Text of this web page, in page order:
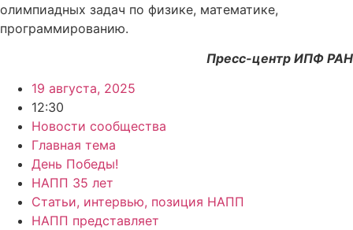
олимпиадных задач по физике, математике,
программированию.
Пресс-центр ИПФ РАН
19 августа, 2025
12:30
Новости сообщества
Главная тема
День Победы!
НАПП 35 лет
Статьи, интервью, позиция НАПП
НАПП представляет